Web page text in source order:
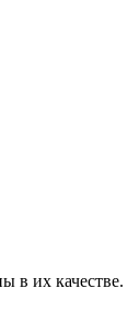
в их качестве.